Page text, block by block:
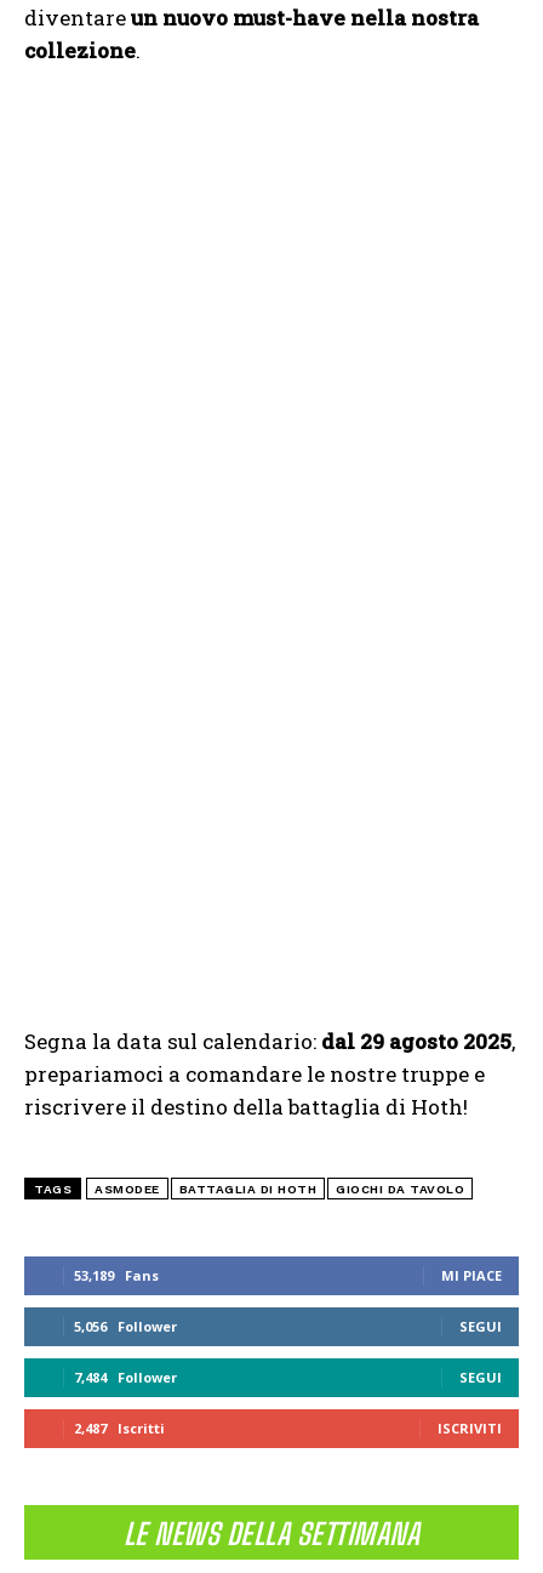
53,189 Fans MI PIACE
5,056 Follower SEGUI
7,484 Follower SEGUI
2,487 Iscritti ISCRIVITI
LE NEWS DELLA SETTIMANA
diventareun nuovo must-have nella nostra
collezione.
Segna la data sul calendario: dal 29 agosto 2025,
prepariamoci a comandare le nostre truppe e
riscrivere il destino della battaglia di Hoth!
TAGS ASMODEE BATTAGLIA DI HOTH GIOCHI DA TAVOLO